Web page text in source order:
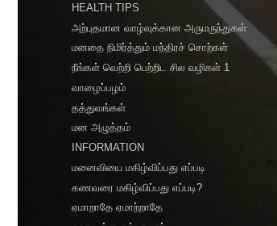
HEALTH TIPS
அற்புதமான வாழ்வுக்கான அருமருந்துகள்
மனதை நிமிர்த்தும் மந்திரச் சொற்கள்
நீங்கள் வெற்றி பெற்றிட சில வழிகள் 1
வாழைப்பழம்
தத்துவங்கள்
மன அழுத்தம்
INFORMATION
மனைவியை மகிழ்விப்பது எப்படி
கணவரை மகிழ்விப்பது எப்படி?
ஏமாறாதே ஏமாற்றாதே